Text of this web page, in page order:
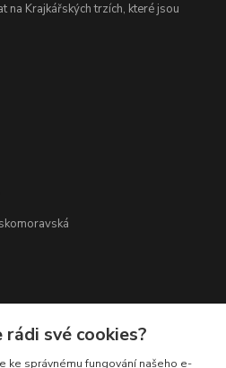
na Krajkářských trzích, které jsou
rádi své cookies?
ke správnému fungování našeho e-